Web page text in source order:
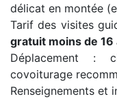
délicat en montée
Tarif des visites
gratuit moins de 16
Déplacement :
covoiturage
Renseignements et